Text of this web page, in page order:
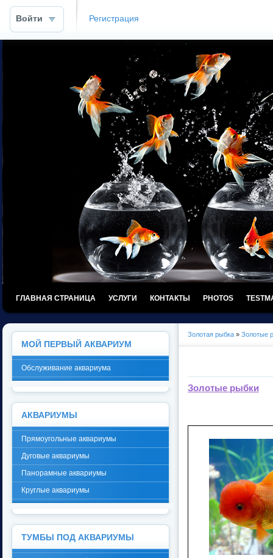
Войти Регистрация
ГЛАВНАЯ СТРАНИЦА УСЛУГИ КОНТАКТЫ PHOTOS
Золотая рыбка » Золотые
Золотые рыбки
МОЙ ПЕРВЫЙ АКВАРИУМ
Обслуживание аквариума
АКВАРИУМЫ
Прямоугольные аквариумы
Дуговые аквариумы
Панорамные аквариумы
Круглые аквариумы
ТУМБЫ ПОД АКВАРИУМЫ